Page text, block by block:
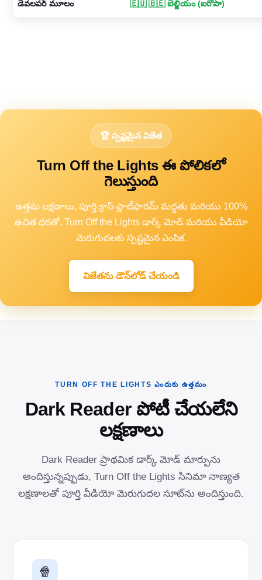
డెవలపర్ మూలం 🇪🇺 🇧🇪 బెల్జియం (ఐరోపా)
🏆 స్పష్టమైన విజేత
Turn Off the Lights ఈ పోలికలో
గెలుస్తుంది
ఉత్తమ లక్షణాలు, పూర్తి క్రాస్-ప్లాట్‌ఫారమ్ మద్దతు మరియు 100%
ఉచిత ధరతో, Turn Off the Lights డార్క్ మోడ్ మరియు వీడియో
మెరుగుదలకు స్పష్టమైన ఎంపిక.
విజేతను డౌన్‌లోడ్ చేయండి
TURN OFF THE LIGHTS ఎందుకు ఉత్తమం
Dark Reader పోటీ చేయలేని
లక్షణాలు
Dark Reader ప్రాథమిక డార్క్ మోడ్ మార్పును
అందిస్తున్నప్పుడు, Turn Off the Lights సినిమా నాణ్యత
లక్షణాలతో పూర్తి వీడియో మెరుగుదల సూట్‌ను అందిస్తుంది.
🍿